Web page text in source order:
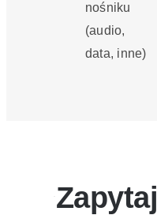
nośniku
(audio,
data, inne)